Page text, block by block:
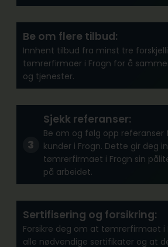
Be om flere tilbud:
Innhent tilbud fra minst tre
tømrerfirmaer i Frogn for å
og tjenester.
Sjekk referanser:
Be om og følg opp referanser
kunder i Frogn. Dette gir deg
tømrerfirmaet i Frogn sin
på arbeidet.
Sertifisering og forsikring:
Forsikre deg om at tømrerfirmaet i
alle nødvendige sertifikater og at